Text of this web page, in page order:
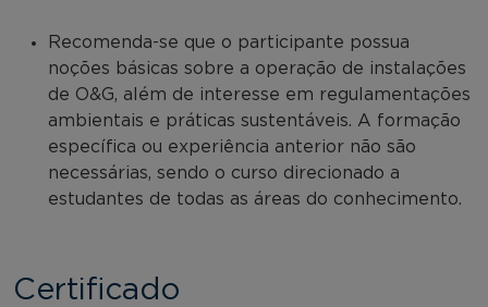
Recomenda-se que o participante possua
noções básicas sobre a operação de instalações
de O&G, além de interesse em regulamentações
ambientais e práticas sustentáveis. A formação
específica ou experiência anterior não são
necessárias, sendo o curso direcionado a
estudantes de todas as áreas do conhecimento.
Certificado